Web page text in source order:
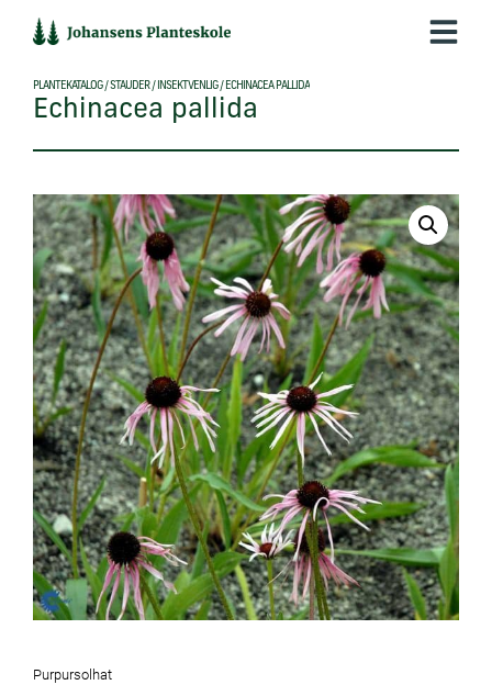
indholdet
PLANTEKATALOG/STAUDER/ INSEKTVENLIG/ ECHINACEA PALLIDA
Echinacea pallida
Purpursolhat